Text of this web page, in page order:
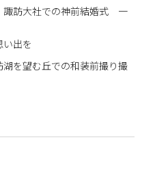
諏訪大社での神前結婚式 一
い出を
湖を望む丘での和装前撮り撮